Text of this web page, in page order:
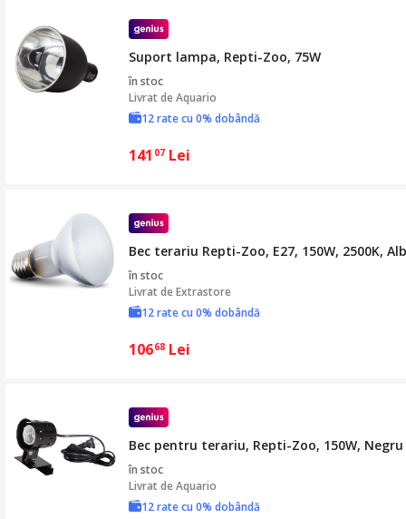
Suport lampa, Repti-Zoo, 75W
în stoc
Livrat deAquario
12 rate cu 0% dobândă
141 07 Lei
Bec terariu Repti-Zoo, E27, 150W, 2500K, Alb
în stoc
Livrat deExtrastore
12 rate cu 0% dobândă
10668 Lei
Bec pentru terariu, Repti-Zoo, 150W, Negru
în stoc
Livrat deAquario
12 rate cu 0% dobândă